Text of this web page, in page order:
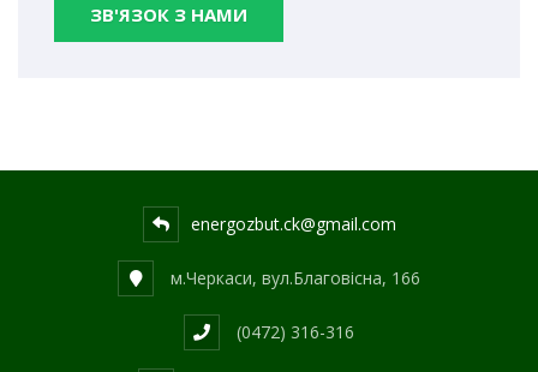
ЗВ'ЯЗОК З НАМИ
energozbut.ck@gmail.com
м.Черкаси, вул.Благовісна, 166
(0472) 316-316